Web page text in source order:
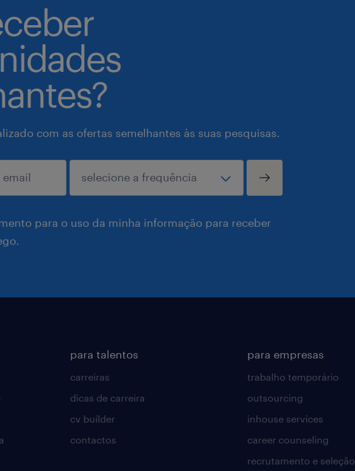
com as ofertas semelhantes às suas pesquisas.
para o uso da minha informação para receber
para talentos
carreiras
dicas de carreira
cv builder
contactos
para empresas
trabalho temporário
outsourcing
inhouse services
career counseling
recrutamento e seleção